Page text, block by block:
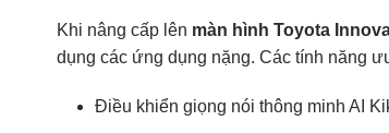
Khi nâng cấp lên màn hình Toyota
dụng các ứng dụng nặng. Các tính năng
Điều khiển giọng nói thông minh AI